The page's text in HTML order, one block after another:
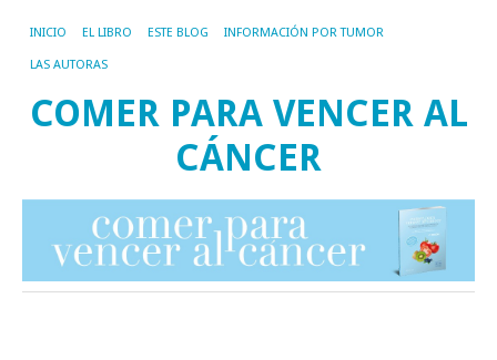
INICIO EL LIBRO ESTE BLOG INFORMACIÓN POR TUMOR
LAS AUTORAS
COMER PARA VENCER AL
CÁNCER